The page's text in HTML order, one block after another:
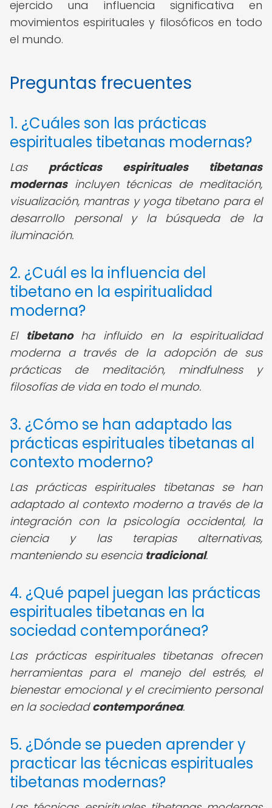
ejercido una influencia significativa en
movimientos espirituales y filosóficos en todo
el mundo.
Preguntas frecuentes
1. ¿Cuáles son las prácticas
espirituales tibetanas modernas?
Las prácticas espirituales tibetanas
modernasincluyen técnicas de meditación,
visualización, mantras y yoga tibetano para el
desarrollo personal y la búsqueda de la
iluminación.
2. ¿Cuál es la influencia del
tibetano en la espiritualidad
moderna?
El tibetanoha influido en la espiritualidad
moderna a través de la adopción de sus
prácticas de meditación, mindfulness y
filosofías de vida en todo el mundo.
3. ¿Cómo se han adaptado las
prácticas espirituales tibetanas al
contexto moderno?
Las prácticas espirituales tibetanas se han
adaptado al contexto moderno a través de la
integración con la psicología occidental, la
ciencia y las terapias alternativas,
manteniendo su esencia tradicional.
4. ¿Qué papel juegan las prácticas
espirituales tibetanas en la
sociedad contemporánea?
Las prácticas espirituales tibetanas ofrecen
herramientas para el manejo del estrés, el
bienestar emocional y el crecimiento personal
en la sociedadcontemporánea.
5. ¿Dónde se pueden aprender y
practicar las técnicas espirituales
tibetanas modernas?